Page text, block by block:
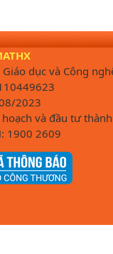
dục và Công
2023
hoạch và đầu tư
1900 2609